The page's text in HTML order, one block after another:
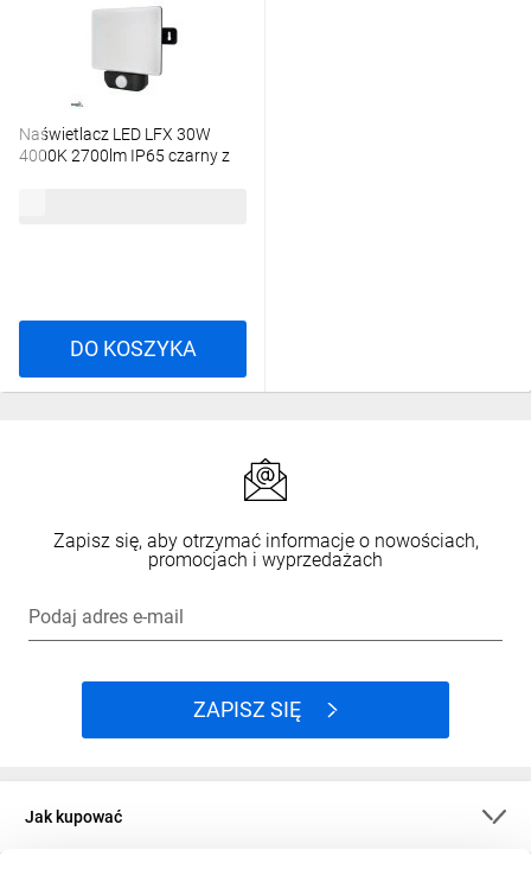
Naświetlacz LED LFX 30W
4000K 2700lm IP65 czarny z
DO KOSZYKA
Zapisz się, aby otrzymać informacje o nowościach,
promocjach i wyprzedażach
Podaj adres e-mail
ZAPISZ SIĘ
Jak kupować